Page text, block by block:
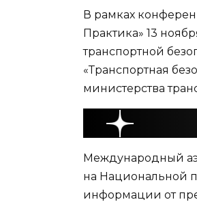
В рамках
Практика» 13
транспортной
«Транспортная
министерства
Международный
на Национальной
информации от